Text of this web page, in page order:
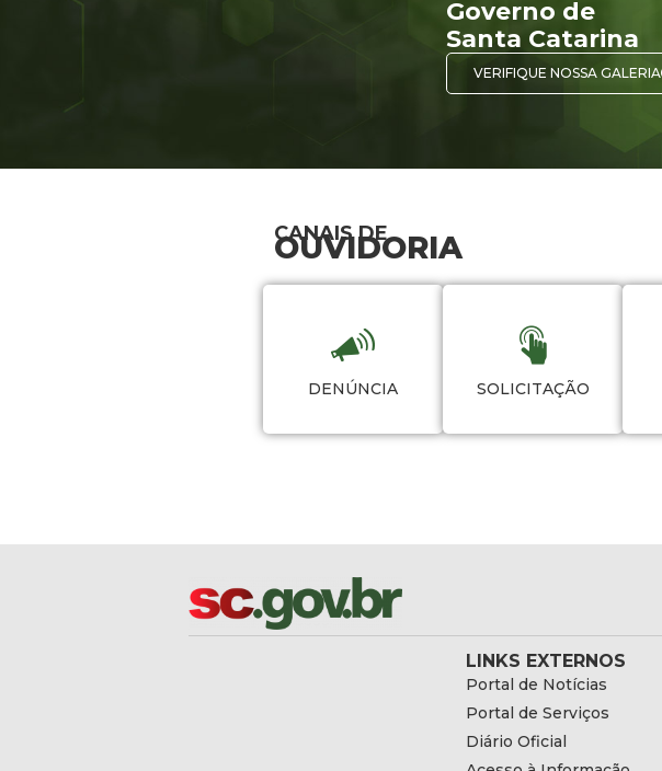
Governo de
Santa Catarina
VERIFIQUE NOSSA GALERIA
CANAIS DE
OUVIDORIA
DENÚNCIA SOLICITAÇÃO
LINKS EXTERNOS
Portal de Notícias
Portal de Serviços
Diário Oficial